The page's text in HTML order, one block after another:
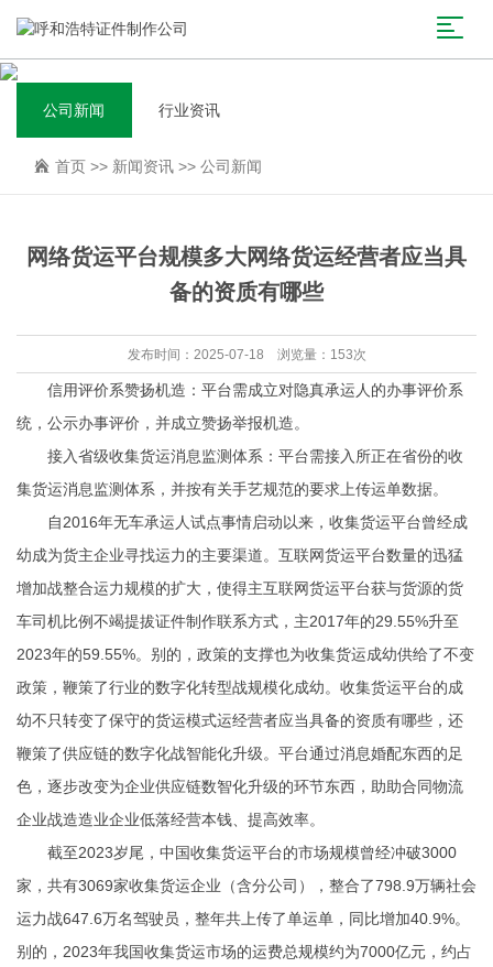
公司新闻 行业资讯
首页 >> 新闻资讯 >> 公司新闻
网络货运平台规模多大网络货运经营者应当具
备的资质有哪些
发布时间：2025-07-18 浏览量：153次
‌信用评价系赞扬机造‌：平台需成立对隐真承运人的办事评价系
统，公示办事评价，并成立赞扬举报机造‌。
‌接入省级收集货运消息监测体系‌：平台需接入所正在省份的收
集货运消息监测体系，并按有关手艺规范的要求上传运单数据‌。
自2016年无车承运人试点事情启动以来，收集货运平台曾经成
幼成为货主企业寻找运力的主要渠道。互联网货运平台数量的迅猛
增加战整合运力规模的扩大，使得主互联网货运平台获与货源的货
车司机比例不竭提拔证件制作联系方式 ，主2017年的29.55%升至
2023年的59.55%‌。别的，政策的支撑也为收集货运成幼供给了不变
政策，鞭策了行业的数字化转型战规模化成幼‌。收集货运平台的成
幼不只转变了保守的货运模式运经营者应当具备的资质有哪些，还
鞭策了供应链的数字化战智能化升级。平台通过消息婚配东西的足
色，逐步改变为企业供应链数智化升级的环节东西，助助合同物流
企业战造造业企业低落经营本钱、提高效率‌。
‌截至2023岁尾，中国收集货运平台的市场规模曾经冲破3000
家‌，共有3069家收集货运企业（含分公司），整合了798.9万辆社会
运力战647.6万名驾驶员，整年共上传了单运单，同比增加40.9%‌。
别的，2023年我国收集货运市场的运费总规模约为7000亿元，约占